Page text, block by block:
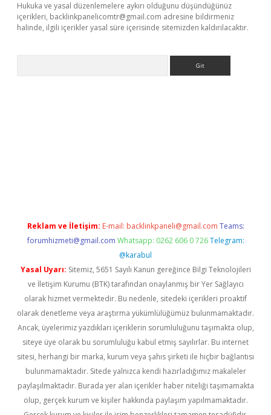
Hukuka ve yasal düzenlemelere aykırı olduğunu düşündüğünüz
içerikleri, backlinkpanelicomtr@gmail.com adresine bildirmeniz
halinde, ilgili içerikler yasal süre içerisinde sitemizden kaldırılacaktır.
Reklam ve İletişim: E-mail: backlinkpaneli@gmail.com Teams:
forumhizmeti@gmail.com Whatsapp: 0262 606 0 726 Telegram:
@karabul
Yasal Uyarı: Sitemiz, 5651 Sayılı Kanun gereğince Bilgi Teknolojileri
ve İletişim Kurumu (BTK) tarafından onaylanmış bir Yer Sağlayıcı
olarak hizmet vermektedir. Bu nedenle, sitedeki içerikleri proaktif
olarak denetleme veya araştırma yükümlülüğümüz bulunmamaktadır.
Ancak, üyelerimiz yazdıkları içeriklerin sorumluluğunu taşımakta olup,
siteye üye olarak bu sorumluluğu kabul etmiş sayılırlar. Bu internet
sitesi, herhangi bir marka, kurum veya şahıs şirketi ile hiçbir bağlantısı
bulunmamaktadır. Sitede yalnızca kendi hazırladığımız makaleler
paylaşılmaktadır. Burada yer alan içerikler haber niteliği taşımamakta
olup, gerçek kurum ve kişiler hakkında paylaşım yapılmamaktadır.